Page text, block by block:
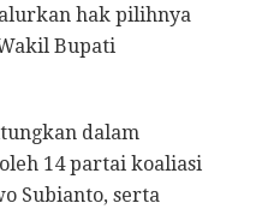
hak pilihnya
Bupati
dalam
14 partai koaliasi
Subianto, serta